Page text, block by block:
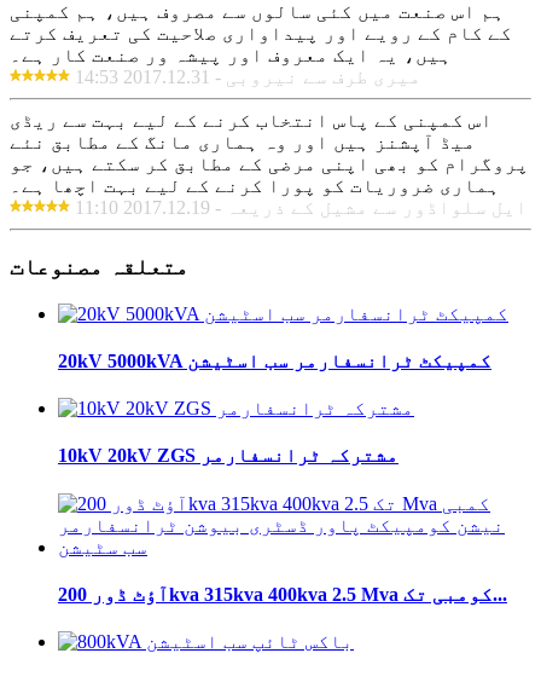
ہم اس صنعت میں کئی سالوں سے مصروف ہیں، ہم کمپنی
کے کام کے رویے اور پیداواری صلاحیت کی تعریف کرتے
ہیں، یہ ایک معروف اور پیشہ ور صنعت کار ہے۔
میری طرف سے نیروبی - 2017.12.31 14:53
اس کمپنی کے پاس انتخاب کرنے کے لیے بہت سے ریڈی
میڈ آپشنز ہیں اور وہ ہماری مانگ کے مطابق نئے
پروگرام کو بھی اپنی مرضی کے مطابق کر سکتے ہیں، جو
ہماری ضروریات کو پورا کرنے کے لیے بہت اچھا ہے۔
ایل سلواڈور سے مشیل کے ذریعہ - 2017.12.19 11:10
متعلقہ مصنوعات
20kV 5000kVA کمپیکٹ ٹرانسفارمر سب اسٹیشن
10kV 20kV ZGS مشترکہ ٹرانسفارمر
آؤٹ ڈور 200kva 315kva 400kva 2.5 Mva کومبی تک...